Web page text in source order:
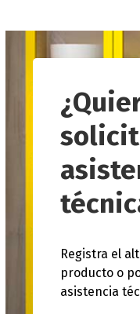
Registra el
producto o
asistencia